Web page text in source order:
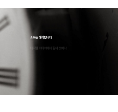
소요는 생각합니다
디지털 미디어에서 잠시 벗어나